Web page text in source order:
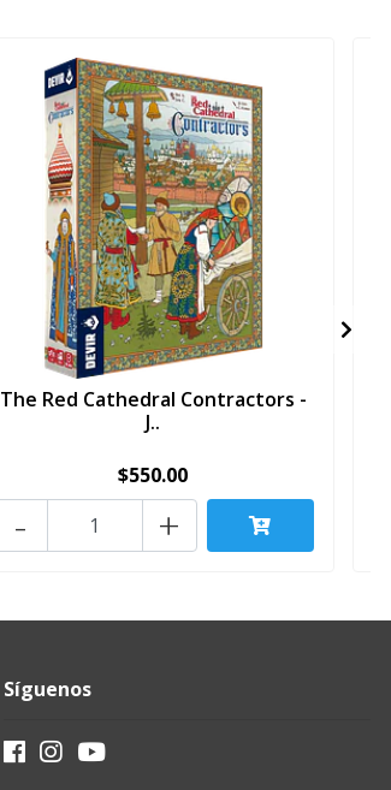
The Red Cathedral Contractors -
J..
$550.00
+
-
Síguenos